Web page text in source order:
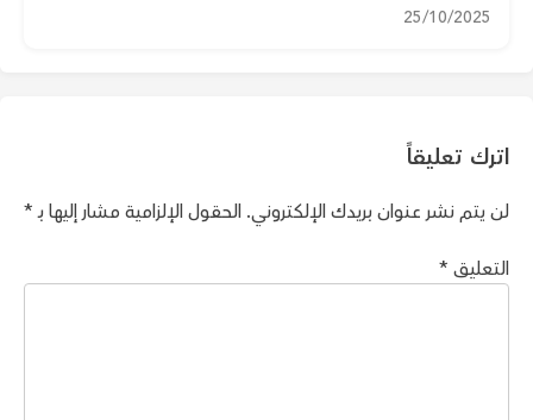
25/10/2025
اترك تعليقاً
لن يتم نشر عنوان بريدك الإلكتروني. الحقول الإلزامية مشار إليها بـ*
التعليق *